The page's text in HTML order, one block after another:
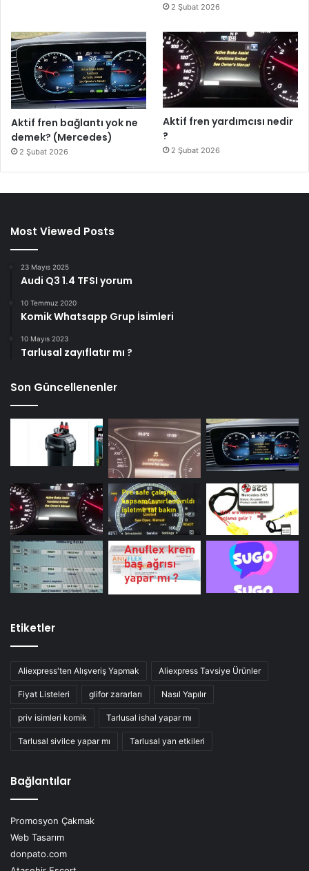
2 Şubat 2026
Aktif fren bağlantı yok ne
demek? (Mercedes)
2 Şubat 2026
Aktif fren yardımcısı nedir
?
2 Şubat 2026
Most Viewed Posts
23 Mayıs 2025
Audi Q3 1.4 TFSI yorum
10 Temmuz 2020
Komik Whatsapp Grup İsimleri
10 Mayıs 2023
Tarlusal zayıflatır mı ?
Son Güncellenenler
Etiketler
Aliexpress'ten Alışveriş Yapmak Aliexpress Tavsiye Ürünler
Fiyat Listeleri glifor zararları Nasıl Yapılır
priv isimleri komik Tarlusal ishal yapar mı
Tarlusal sivilce yapar mı Tarlusal yan etkileri
Bağlantılar
Promosyon Çakmak
Web Tasarım
donpato.com